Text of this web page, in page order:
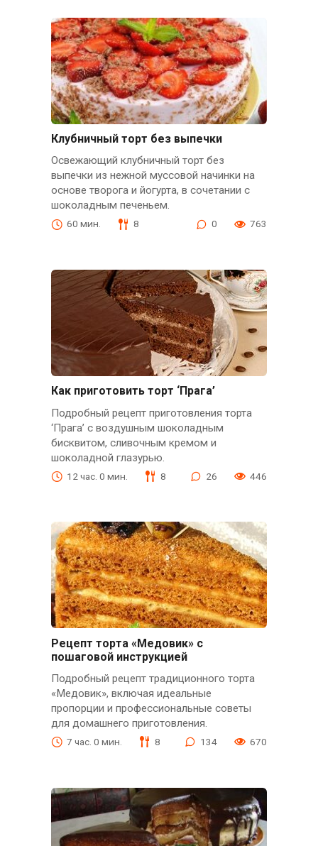
Клубничный торт без выпечки
Освежающий клубничный торт без
выпечки из нежной муссовой начинки на
основе творога и йогурта, в сочетании с
шоколадным печеньем.
60 мин. 8 0 763
Как приготовить торт ‘Прага’
Подробный рецепт приготовления торта
‘Прага’ с воздушным шоколадным
бисквитом, сливочным кремом и
шоколадной глазурью.
12 час. 0 мин. 8 26 446
Рецепт торта «Медовик» с
пошаговой инструкцией
Подробный рецепт традиционного торта
«Медовик», включая идеальные
пропорции и профессиональные советы
для домашнего приготовления.
7 час. 0 мин. 8 134 670